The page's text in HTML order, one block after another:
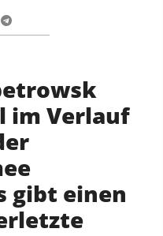
im Verlauf
gibt einen